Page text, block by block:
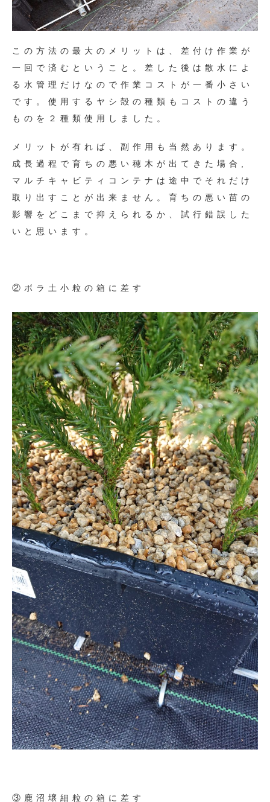
この方法の最大のメリットは、差付け作業が
一回で済むということ。差した後は散水によ
る水管理だけなので作業コストが一番小さい
です。使用するヤシ殻の種類もコストの違う
ものを２種類使用しました。
メリットが有れば、副作用も当然あります。
成長過程で育ちの悪い穂木が出てきた場合,
マルチキャビティコンテナは途中でそれだけ
取り出すことが出来ません。育ちの悪い苗の
影響をどこまで抑えられるか、試行錯誤した
いと思います。
②ボラ土小粒の箱に差す
③鹿沼壌細粒の箱に差す